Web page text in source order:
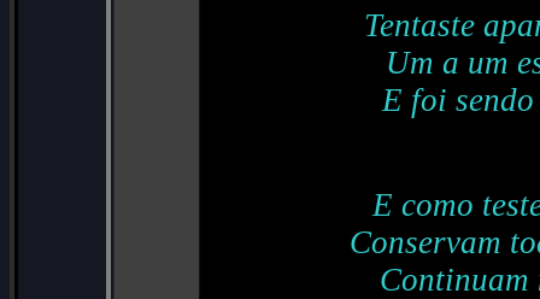
Tentaste
Um a um
E foi
E como
Conservam